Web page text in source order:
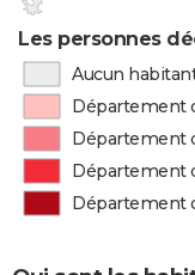
Les personnes
Aucun
Département
Département
Département
Département